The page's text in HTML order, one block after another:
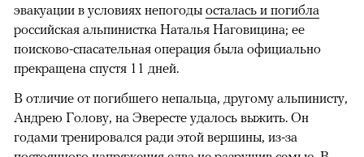
эвакуации в условиях непогоды осталась и погибла
российская альпинистка Наталья Наговицина; ее
поисково-спасательная операция была официально
прекращена спустя 11 дней.
В отличие от погибшего непальца, другому альпинисту,
Андрею Голову, на Эвересте удалось выжить. Он
годами тренировался ради этой вершины, из-за